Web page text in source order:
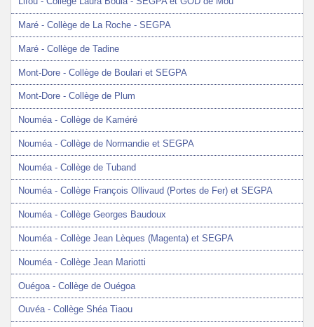
Maré - Collège de La Roche - SEGPA
Maré - Collège de Tadine
Mont-Dore - Collège de Boulari et SEGPA
Mont-Dore - Collège de Plum
Nouméa - Collège de Kaméré
Nouméa - Collège de Normandie et SEGPA
Nouméa - Collège de Tuband
Nouméa - Collège François Ollivaud (Portes de Fer) et SEGPA
Nouméa - Collège Georges Baudoux
Nouméa - Collège Jean Lèques (Magenta) et SEGPA
Nouméa - Collège Jean Mariotti
Ouégoa - Collège de Ouégoa
Ouvéa - Collège Shéa Tiaou